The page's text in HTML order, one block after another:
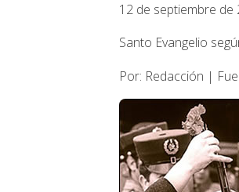
12 de septiembre de
Santo Evangelio
Por: Redacción |